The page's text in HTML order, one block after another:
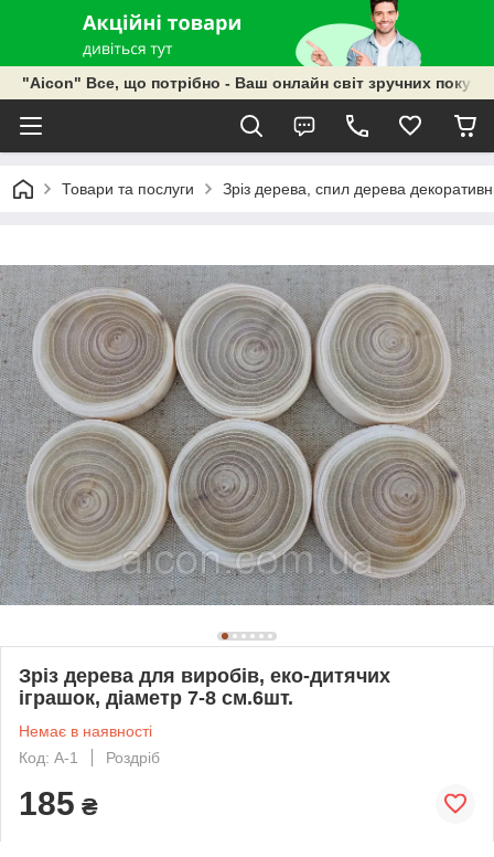
"Aicon" Все, що потрібно - Ваш онлайн світ зручних
Товари та послуги Зріз дерева, спил дерева
Зріз дерева для виробів, еко-дитячих
іграшок, діаметр 7-8 см.6шт.
Немає в наявності
Код: А-1
Роздріб
185 ₴